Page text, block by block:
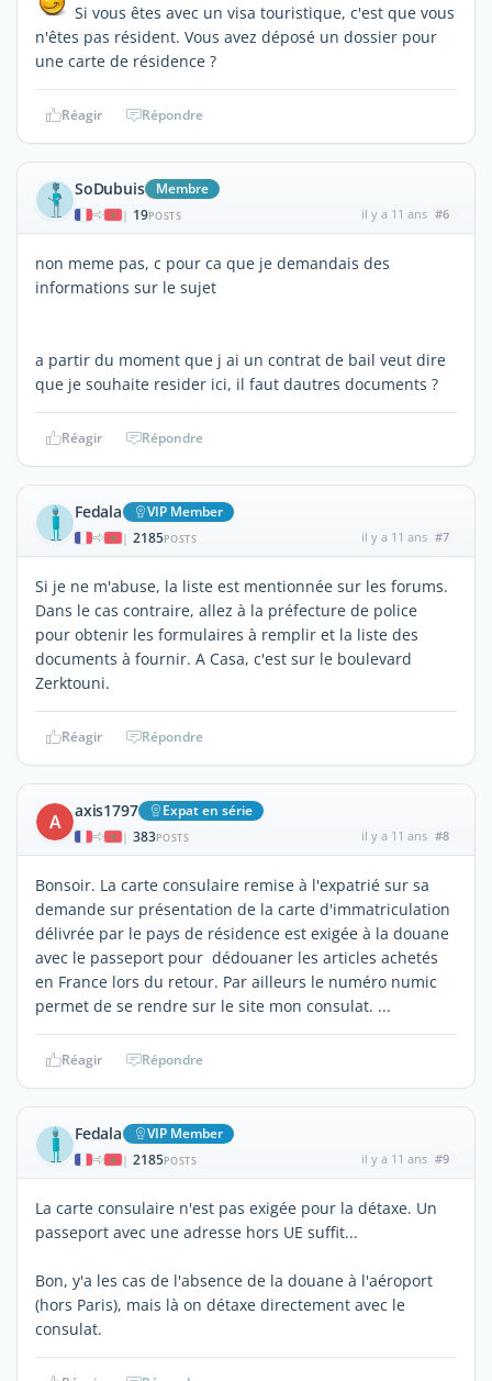
Si vous êtes avec un visa touristique, c'est que vous
n'êtes pas résident. Vous avez déposé un dossier pour
une carte de résidence ?
Réagir Répondre
SoDubuis Membre
| 19POSTS il y a 11 ans #6
non meme pas, c pour ca que je demandais des
informations sur le sujet
a partir du moment que j ai un contrat de bail veut dire
que je souhaite resider ici, il faut dautres documents ?
Réagir Répondre
Fedala VIP Member
| 2185POSTS il y a 11 ans #7
Si je ne m'abuse, la liste est mentionnée sur les forums.
Dans le cas contraire, allez à la préfecture de police
pour obtenir les formulaires à remplir et la liste des
documents à fournir. A Casa, c'est sur le boulevard
Zerktouni.
Réagir Répondre
A axis1797 Expat en série
| 383POSTS il y a 11 ans #8
Bonsoir. La carte consulaire remise à l'expatrié sur sa
demande sur présentation de la carte d'immatriculation
délivrée par le pays de résidence est exigée à la douane
avec le passeport pour dédouaner les articles achetés
en France lors du retour. Par ailleurs le numéro numic
permet de se rendre sur le site mon consulat. ...
Réagir Répondre
Fedala VIP Member
| 2185POSTS il y a 11 ans #9
La carte consulaire n'est pas exigée pour la détaxe. Un
passeport avec une adresse hors UE suffit...
Bon, y'a les cas de l'absence de la douane à l'aéroport
(hors Paris), mais là on détaxe directement avec le
consulat.